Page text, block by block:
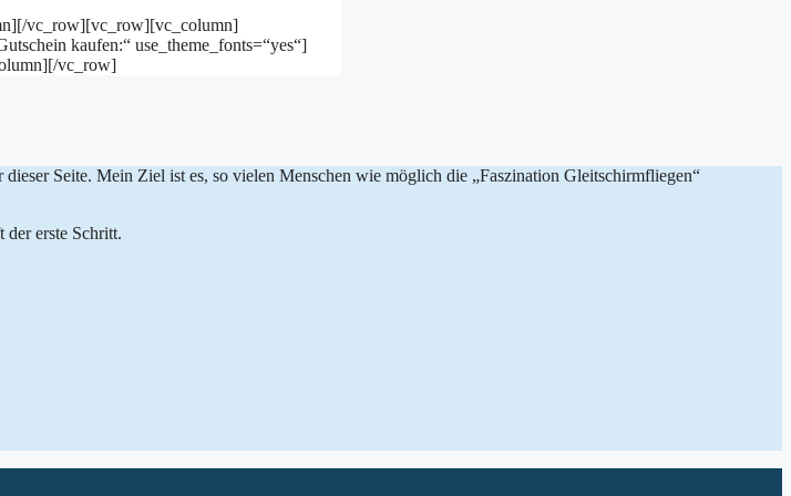
vc_row][vc_row][vc_column]
kaufen:“ use_theme_fonts=“yes“]
vc_row]
Seite. Mein Ziel ist es, so vielen Menschen wie möglich die „Faszination Gleitschirmfliegen“
erste Schritt.